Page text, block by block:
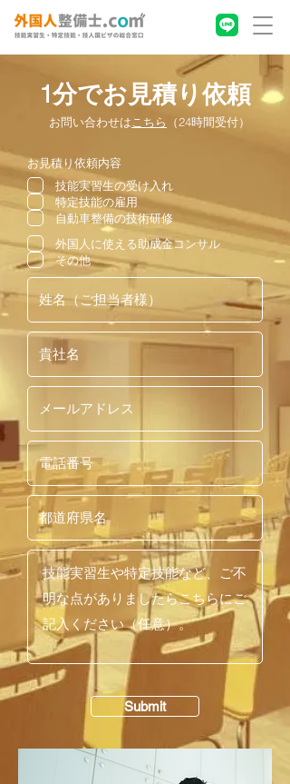
1分でお見積り依頼
お問い合わせは こちら （24時間受付）
お見積り依頼内容
技能実習生の受け入れ
特定技能の雇用
自動車整備の技術研修
外国人に使える助成金コンサル
その他
Submit